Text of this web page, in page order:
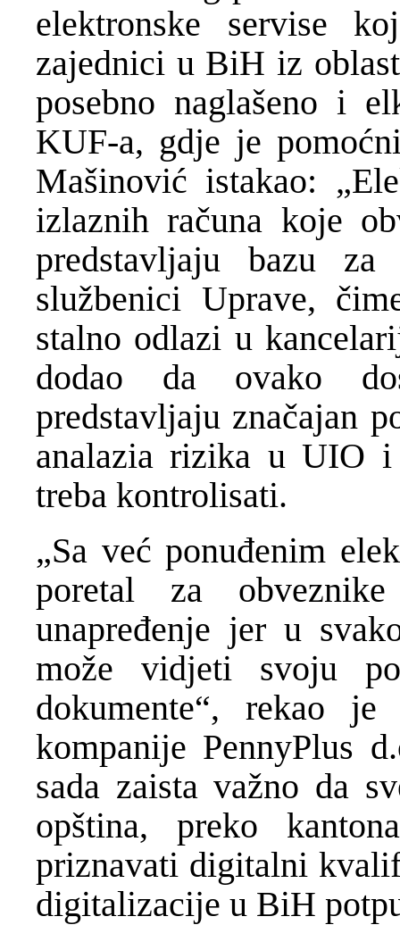
elektronske servise
zajednici u BiH iz
posebno naglašeno i
KUF-a, gdje je
Mašinović istakao:
izlaznih računa koje
predstavljaju bazu
službenici Uprave,
stalno odlazi u
dodao da ovako
predstavljaju značajan
analazia rizika u UIO i
treba kontrolisati.
„Sa već ponuđenim
poretal za
unapređenje jer u
može vidjeti svoju
dokumente“, rekao
kompanije PennyPlus
sada zaista važno da
opština, preko
priznavati digitalni
digitalizacije u BiH